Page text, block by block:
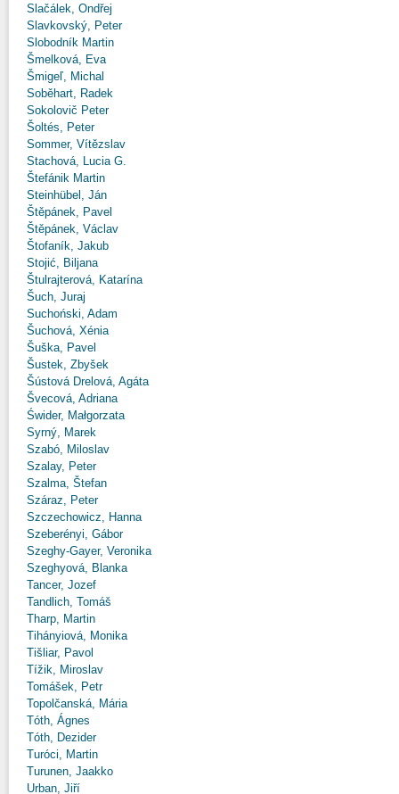
Slačálek, Ondřej
Slavkovský, Peter
Slobodník Martin
Šmelková, Eva
Šmigeľ, Michal
Soběhart, Radek
Sokolovič Peter
Šoltés, Peter
Sommer, Vítězslav
Stachová, Lucia G.
Štefánik Martin
Steinhübel, Ján
Štěpánek, Pavel
Štěpánek, Václav
Štofaník, Jakub
Stojić, Biljana
Štulrajterová, Katarína
Šuch, Juraj
Suchoński, Adam
Šuchová, Xénia
Šuška, Pavel
Šustek, Zbyšek
Šústová Drelová, Agáta
Švecová, Adriana
Świder, Małgorzata
Syrný, Marek
Szabó, Miloslav
Szalay, Peter
Szalma, Štefan
Száraz, Peter
Szczechowicz, Hanna
Szeberényi, Gábor
Szeghy-Gayer, Veronika
Szeghyová, Blanka
Tancer, Jozef
Tandlich, Tomáš
Tharp, Martin
Tihányiová, Monika
Tišliar, Pavol
Tížik, Miroslav
Tomášek, Petr
Topolčanská, Mária
Tóth, Ágnes
Tóth, Dezider
Turóci, Martin
Turunen, Jaakko
Urban, Jiří